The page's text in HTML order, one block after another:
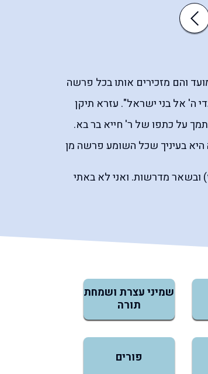
יום
והם מזכירים אותו בכל פרשה
ה' אל בני ישראל". עזרא תיקן
על כתפו של ר' חייא בר בא.
היא בעיניך שכל השומע פרשה מן
ובשאר מדרשות. ואני לא באתי
שמיני עצרת ושמחת
תורה
פורים